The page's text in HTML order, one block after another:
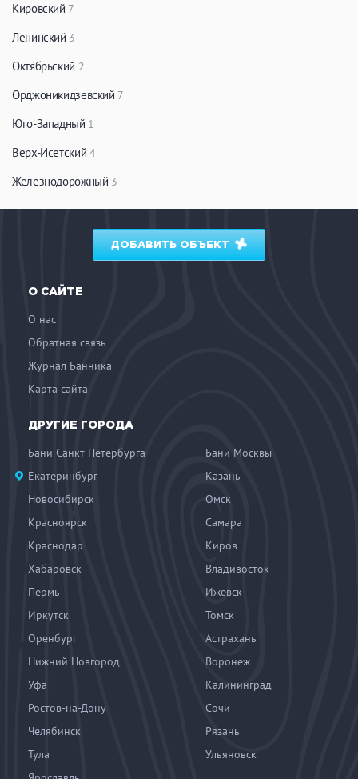
Кировский 7
Ленинский 3
Октябрьский 2
Орджоникидзевский 7
Юго-Западный 1
Верх-Исетский 4
Железнодорожный 3
ДОБАВИТЬ ОБЪЕКТ
О САЙТЕ
О нас
Обратная связь
Журнал Банника
Карта сайта
ДРУГИЕ ГОРОДА
Бани Санкт-Петербурга
Бани Москвы
Екатеринбург
Казань
Новосибирск
Омск
Красноярск
Самара
Краснодар
Киров
Хабаровск
Владивосток
Пермь
Ижевск
Иркутск
Томск
Оренбург
Астрахань
Нижний Новгород
Воронеж
Уфа
Калининград
Ростов-на-Дону
Сочи
Челябинск
Рязань
Тула
Ульяновск